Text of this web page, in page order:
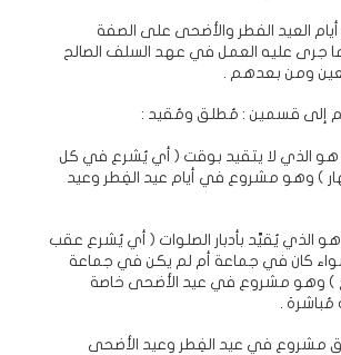
العيد الفطر والأضحى على الصفة
جرى عليه العمل في عهد السلف الصالح
ومن بعدهم .
إلى قسمين : مُطلق ومُقيد :
هو الذي لا يتقيد بوقت ( أي يُشرع في كل
) وهو مشروع في أيام عيد الفِطر وعيد
هو الذي يُقيَّد بأدبار الصلوات ( أي يُشرع عقب
كان في جماعة أم لم يكن في جماعة
) وهو مشروع في عيد الأضحى خاصة
مُباشرة .
مشروع في عيد الفِطر وعيد الأضحى